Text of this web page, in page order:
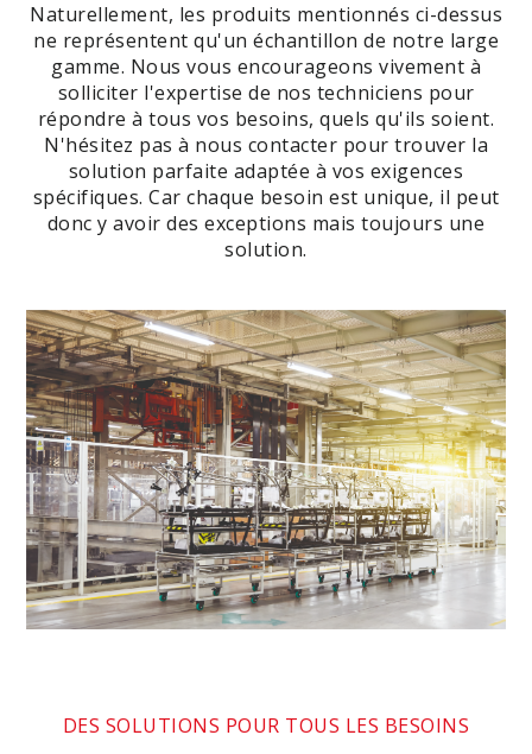
Naturellement, les produits mentionnés ci-dessus
ne représentent qu'un échantillon de notre large
gamme. Nous vous encourageons vivement à
solliciter l'expertise de nos techniciens pour
répondre à tous vos besoins, quels qu'ils soient.
N'hésitez pas à nous contacter pour trouver la
solution parfaite adaptée à vos exigences
spécifiques. Car chaque besoin est unique, il peut
donc y avoir des exceptions mais toujours une
solution.
DES SOLUTIONS POUR TOUS LES BESOINS